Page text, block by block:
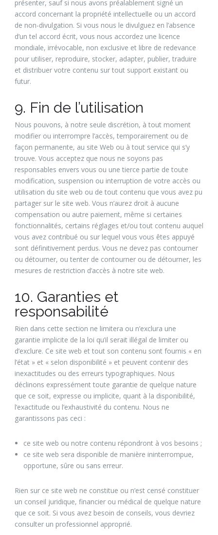
présenter, sauf si nous avons préalablement signé un
accord concernant la propriété intellectuelle ou un accord
de non-divulgation. Si vous nous le divulguez en l’absence
d’un tel accord écrit, vous nous accordez une licence
mondiale, irrévocable, non exclusive et libre de redevance
pour utiliser, reproduire, stocker, adapter, publier, traduire
et distribuer votre contenu sur tout support existant ou
futur.
9. Fin de l’utilisation
Nous pouvons, à notre seule discrétion, à tout moment
modifier ou interrompre l’accès, temporairement ou de
façon permanente, au site Web ou à tout service qui s’y
trouve. Vous acceptez que nous ne soyons pas
responsables envers vous ou une tierce partie de toute
modification, suspension ou interruption de votre accès ou
utilisation du site web ou de tout contenu que vous avez pu
partager sur le site web. Vous n’aurez droit à aucune
compensation ou autre paiement, même si certaines
fonctionnalités, certains réglages et/ou tout contenu auquel
vous avez contribué ou sur lequel vous vous êtes appuyé
sont définitivement perdus. Vous ne devez pas contourner
ou détourner, ou tenter de contourner ou de détourner, les
mesures de restriction d’accès à notre site web.
10. Garanties et
responsabilité
Rien dans cette section ne limitera ou n’exclura une
garantie implicite de la loi qu’il serait illégal de limiter ou
d’exclure. Ce site web et tout son contenu sont fournis « en
l’état » et « selon disponibilité » et peuvent contenir des
inexactitudes ou des erreurs typographiques. Nous
déclinons expressément toute garantie de quelque nature
que ce soit, expresse ou implicite, quant à la disponibilité,
l’exactitude ou l’exhaustivité du contenu. Nous ne
garantissons pas ceci :
ce site web ou notre contenu répondront à vos besoins ;
ce site web sera disponible de manière ininterrompue,
opportune, sûre ou sans erreur.
Rien sur ce site web ne constitue ou n’est censé constituer
un conseil juridique, financier ou médical de quelque nature
que ce soit. Si vous avez besoin de conseils, vous devriez
consulter un professionnel approprié.